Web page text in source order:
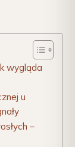
wygląda
u
–